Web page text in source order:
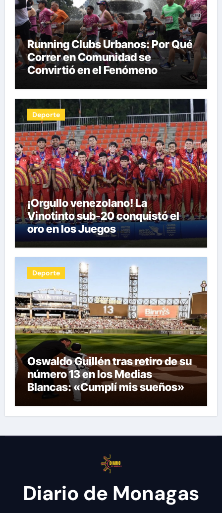
Running Clubs Urbanos: Por Qué
Correr en Comunidad se
Convirtió en el Fenómeno
Fitness del Siglo XXI por Herman
Pocaterra
Deporte
¡Orgullo venezolano! La
Vinotinto sub-20 conquistó el
oro en los Juegos
Centroamericanos y del Caribe
tras unos dramáticos penales
Deporte
Oswaldo Guillén tras retiro de su
número 13 en los Medias
Blancas: «Cumplí mis sueños»
Diario de Monagas